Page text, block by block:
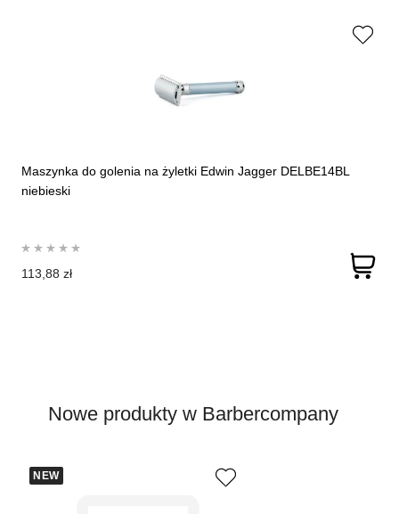
Maszynka do golenia na żyletki Edwin Jagger DELBE14BL
niebieski
113,88 zł
Nowe produkty w Barbercompany
NEW